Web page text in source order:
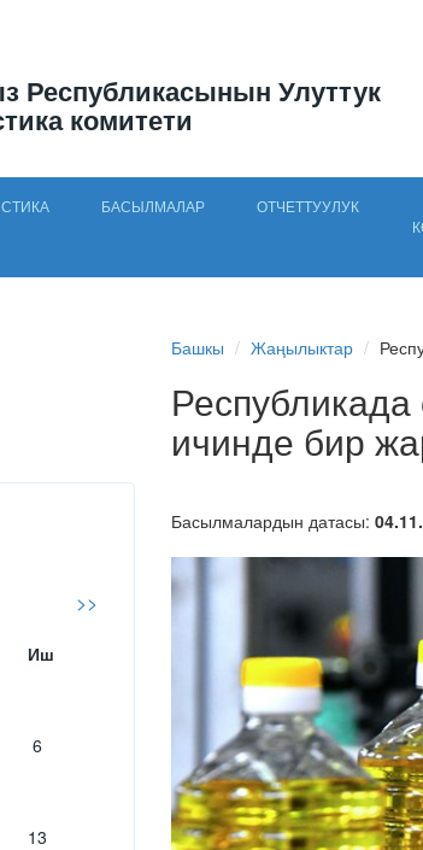
Республикасынын Улуттук
комитети
БАСЫЛМАЛАР ОТЧЕТТУУЛУК
>>
Иш
6
13
Башкы Жаңылыктар
ичинде бир
Басылмалардын датасы: